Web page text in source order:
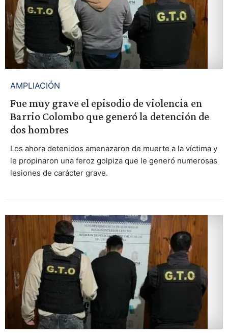
AMPLIACIÓN
Fue muy grave el episodio de violencia en
Barrio Colombo que generó la detención de
dos hombres
Los ahora detenidos amenazaron de muerte a la víctima y
le propinaron una feroz golpiza que le generó numerosas
lesiones de carácter grave.